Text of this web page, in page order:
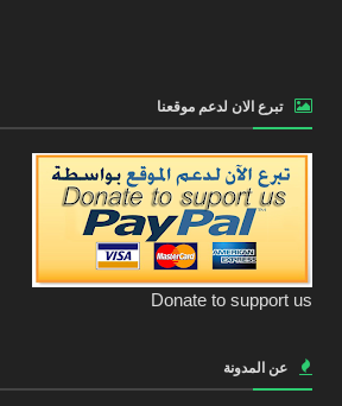
تبرع الان لدعم موقعنا
Donate to support us
عن المدونة